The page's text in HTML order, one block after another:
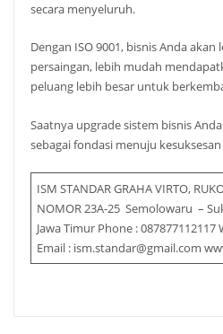
secara menyeluruh.
Dengan ISO 9001, bisnis Anda
persaingan, lebih mudah
peluang lebih besar untuk
Saatnya upgrade sistem bisnis
sebagai fondasi menuju
ISM STANDAR GRAHA VIRTO,
NOMOR 23A-25 Semolowaru –
Jawa Timur Phone : 087877112117
Email : ism.standar@gmail.com